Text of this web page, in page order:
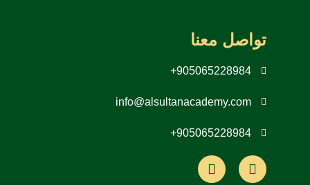
تواصل معنا
905065228984+
info@alsultanacademy.com
905065228984+